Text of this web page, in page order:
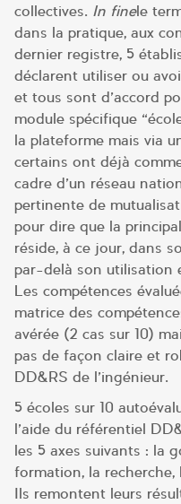
collectives. In finele
dans la pratique, aux
dernier registre, 5
déclarent utiliser ou
et tous sont d’accord
module spécifique
la plateforme mais via
certains ont déjà
cadre d’un réseau
pertinente de
pour dire que la
réside, à ce jour, dans
par-delà son utilisation
Les compétences
matrice des
avérée (2 cas sur 10)
pas de façon claire et
DD&RS de l’ingénieur.
5 écoles sur 10
l’aide du référentiel
les 5 axes suivants : la
formation, la recherche,
Ils remontent leurs